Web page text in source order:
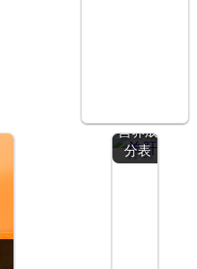
营养成
分表